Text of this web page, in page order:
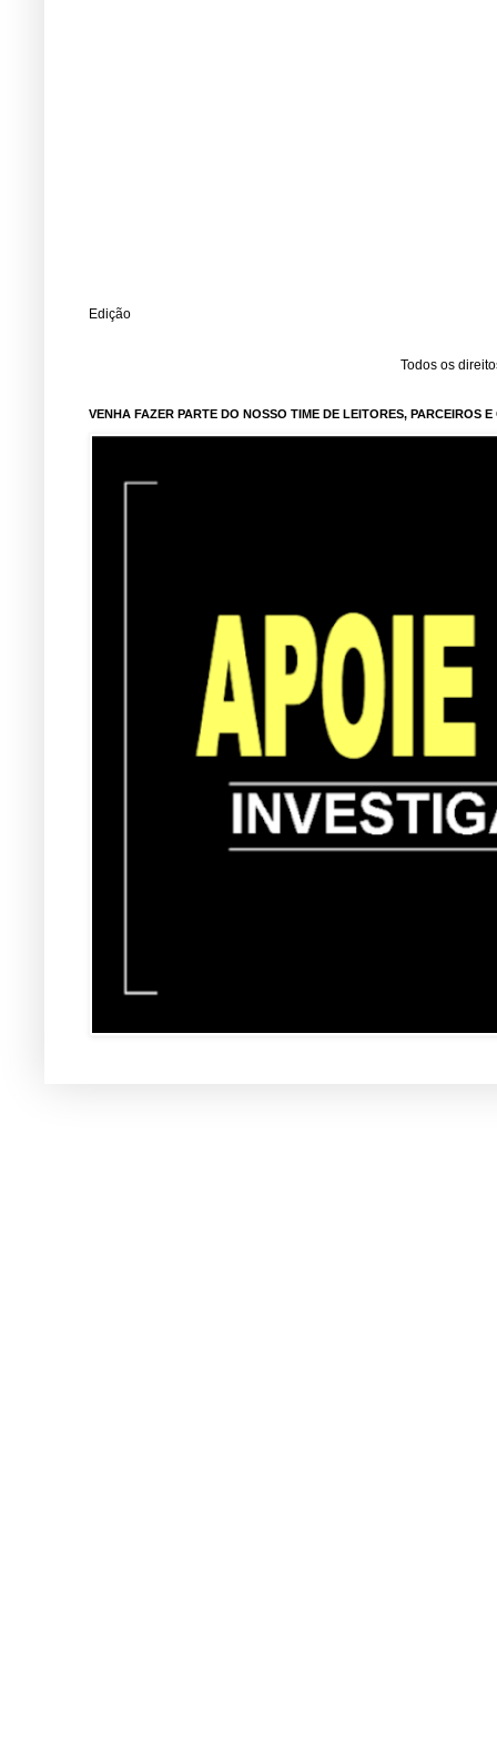
Edição
Todos os
VENHA FAZER PARTE DO NOSSO TIME DE LEITORES, PARCEIROS